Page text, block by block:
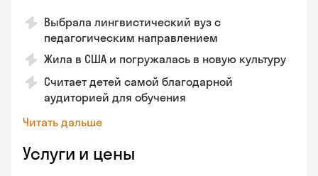
Выбрала лингвистический вуз с
педагогическим направлением
Жила в США и погружалась в новую культуру
Считает детей самой благодарной
аудиторией для обучения
Читать дальше
Услуги и цены